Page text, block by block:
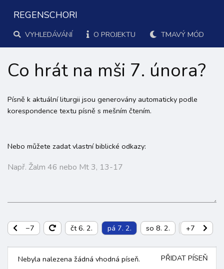
REGENSCHORI
VYHLEDÁVÁNÍ O PROJEKTU TMAVÝ MÓD
Co hrát na mši 7. února?
Písně k aktuální liturgii jsou generovány automaticky podle
korespondence textu písně s mešním čtením.
Nebo můžete zadat vlastní biblické odkazy:
−7 čt 6. 2. pá 7. 2. so 8. 2. ne 9. 2.
+7
Nebyla nalezena žádná vhodná píseň. PŘIDAT PÍSEŇ